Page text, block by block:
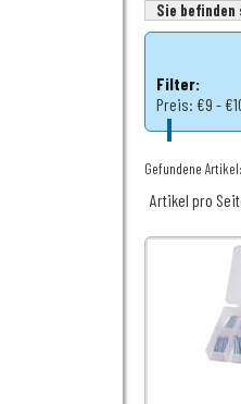
Sie
Filter:
Preis: €9 -
Gefundene
Artikel pro